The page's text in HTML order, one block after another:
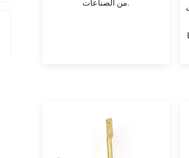
من الصناعات.